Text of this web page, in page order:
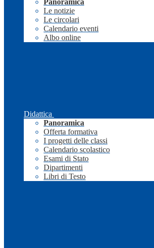
Panoramica
Le notizie
Le circolari
Calendario eventi
Albo online
Didattica
Panoramica
Offerta formativa
I progetti delle classi
Calendario scolastico
Esami di Stato
Dipartimenti
Libri di Testo